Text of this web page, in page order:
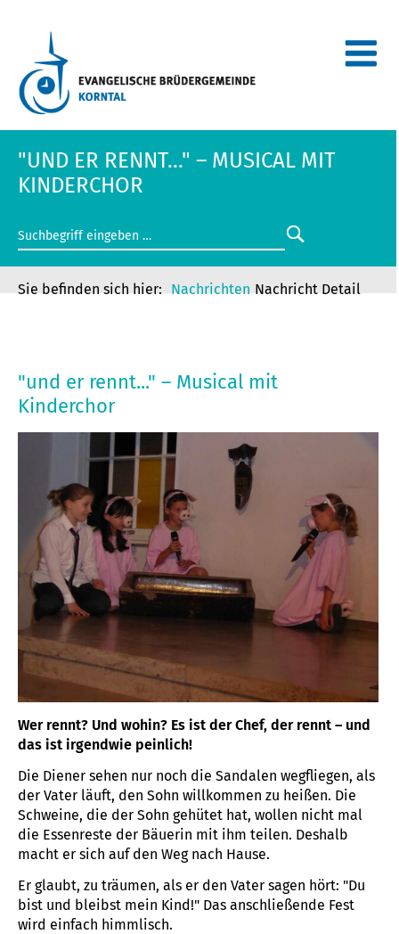
"UND ER RENNT..." – MUSICAL MIT
KINDERCHOR
Nachrichten Nachricht Detail
"und er rennt..." – Musical mit
Kinderchor
Wer rennt? Und wohin? Es ist der Chef, der rennt – und
das ist irgendwie peinlich!
Die Diener sehen nur noch die Sandalen wegfliegen, als
der Vater läuft, den Sohn willkommen zu heißen. Die
Schweine, die der Sohn gehütet hat, wollen nicht mal
die Essenreste der Bäuerin mit ihm teilen. Deshalb
macht er sich auf den Weg nach Hause.
Er glaubt, zu träumen, als er den Vater sagen hört: "Du
bist und bleibst mein Kind!" Das anschließende Fest
wird einfach himmlisch.